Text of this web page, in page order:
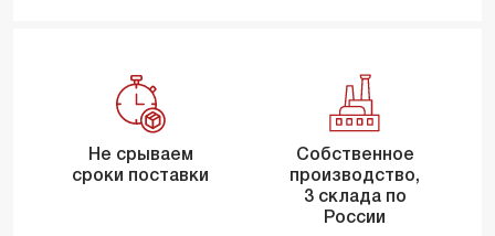
Не срываем
сроки поставки
Собственное
производство,
3 склада по
России